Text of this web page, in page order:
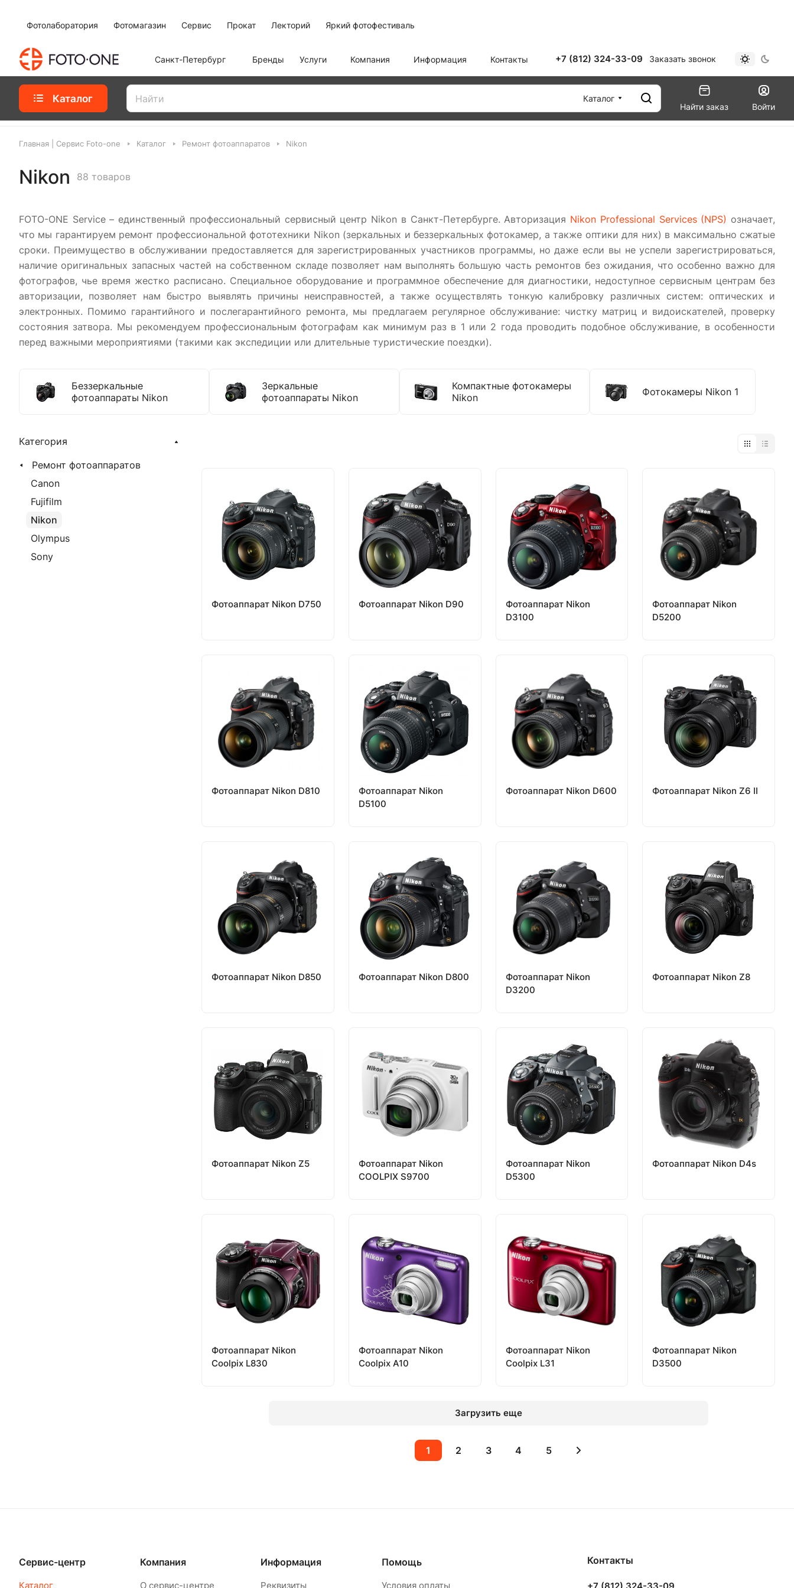
Фотолаборатория Фотомагазин Сервис Прокат Лекторий Яркий фотофестиваль
Санкт-Петербург Бренды Услуги Компания Информация Контакты +7 (812) 324-33-09 Заказать звонок
Каталог
Каталог
Найти заказ
Войти
Главная | Сервис Foto-one Каталог Ремонт фотоаппаратов Nikon
Nikon 88 товаров
FOTO-ONE Service – единственный профессиональный сервисный центр Nikon в Санкт-Петербурге. Авторизация Nikon Professional Services (NPS) означает,
что мы гарантируем ремонт профессиональной фототехники Nikon (зеркальных и беззеркальных фотокамер, а также оптики для них) в максимально сжатые
сроки. Преимущество в обслуживании предоставляется для зарегистрированных участников программы, но даже если вы не успели зарегистрироваться,
наличие оригинальных запасных частей на собственном складе позволяет нам выполнять большую часть ремонтов без ожидания, что особенно важно для
фотографов, чье время жестко расписано. Специальное оборудование и программное обеспечение для диагностики, недоступное сервисным центрам без
авторизации, позволяет нам быстро выявлять причины неисправностей, а также осуществлять тонкую калибровку различных систем: оптических и
электронных. Помимо гарантийного и послегарантийного ремонта, мы предлагаем регулярное обслуживание: чистку матриц и видоискателей, проверку
состояния затвора. Мы рекомендуем профессиональным фотографам как минимум раз в 1 или 2 года проводить подобное обслуживание, в особенности
перед важными мероприятиями (такими как экспедиции или длительные туристические поездки).
Беззеркальные
фотоаппараты Nikon
Зеркальные
фотоаппараты Nikon
Компактные фотокамеры
Nikon
Фотокамеры Nikon 1
Фотоаппарат Nikon D750 Фотоаппарат Nikon D90
Фотоаппарат Nikon
D3100
Фотоаппарат Nikon
D5200
Фотоаппарат Nikon D810
Фотоаппарат Nikon
D5100
Фотоаппарат Nikon D600 Фотоаппарат Nikon Z6 II
Фотоаппарат Nikon D850 Фотоаппарат Nikon D800
Фотоаппарат Nikon
D3200
Фотоаппарат Nikon Z8
Фотоаппарат Nikon Z5
Фотоаппарат Nikon
COOLPIX S9700
Фотоаппарат Nikon
D5300
Фотоаппарат Nikon D4s
Фотоаппарат Nikon
Coolpix L830
Фотоаппарат Nikon
Coolpix A10
Фотоаппарат Nikon
Coolpix L31
Фотоаппарат Nikon
D3500
Загрузить еще
1 2 3 4 5
Категория
Ремонт фотоаппаратов
Canon
Fujifilm
Nikon
Olympus
Sony
Сервис-центр
Каталог
Компания
О сервис-центре
Информация
Реквизиты
Помощь
Условия оплаты
Контакты